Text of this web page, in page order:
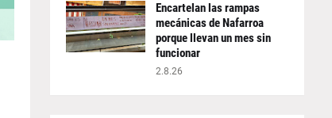
Encartelan las rampas
mecánicas de Nafarroa
porque llevan un mes sin
funcionar
2.8.26